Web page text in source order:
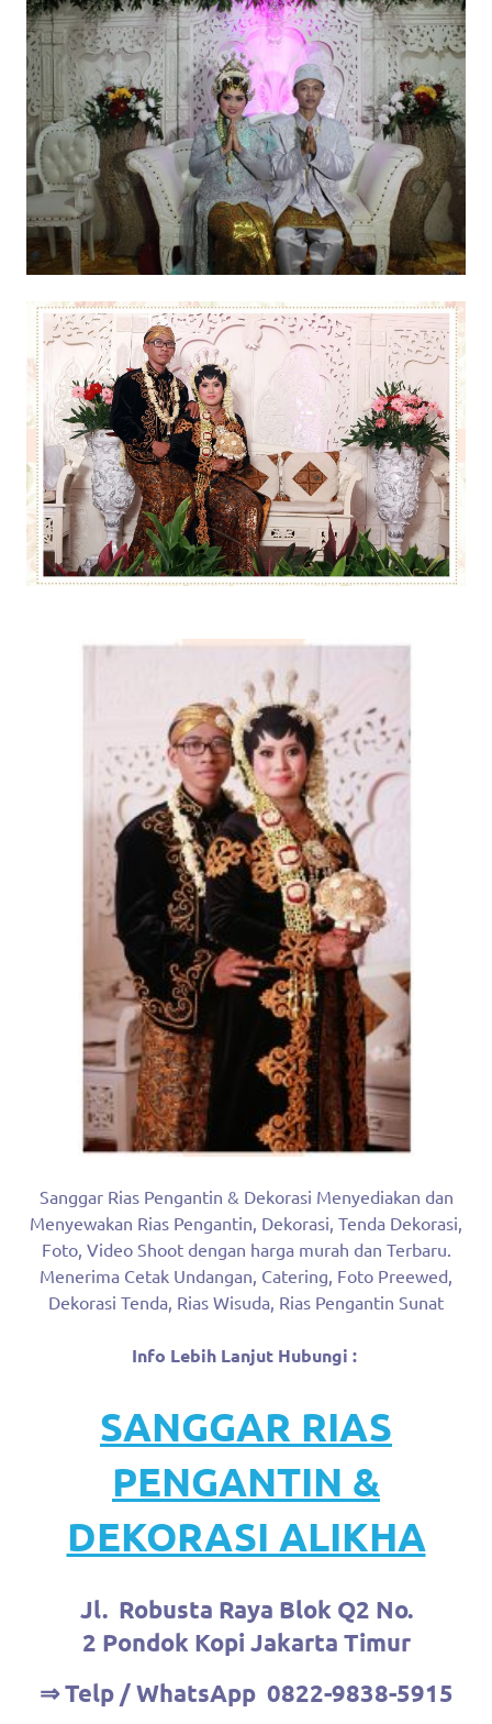
Sanggar Rias Pengantin & Dekorasi Menyediakan dan
Menyewakan Rias Pengantin, Dekorasi, Tenda Dekorasi,
Foto, Video Shoot dengan harga murah dan Terbaru.
Menerima Cetak Undangan, Catering, Foto Preewed,
Dekorasi Tenda, Rias Wisuda, Rias Pengantin Sunat
Info Lebih Lanjut Hubungi :
SANGGAR RIAS
PENGANTIN &
DEKORASI ALIKHA
Jl. Robusta Raya Blok Q2 No.
2 Pondok Kopi Jakarta Timur
⇒ Telp / WhatsApp 0822-9838-5915